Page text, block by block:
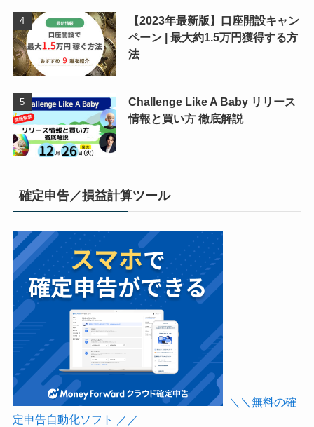
【2023年最新版】口座開設キャン
ペーン | 最大約1.5万円獲得する方
法
Challenge Like A Baby リリース
情報と買い方 徹底解説
確定申告／損益計算ツール
＼＼無料の確
定申告自動化ソフト ／／